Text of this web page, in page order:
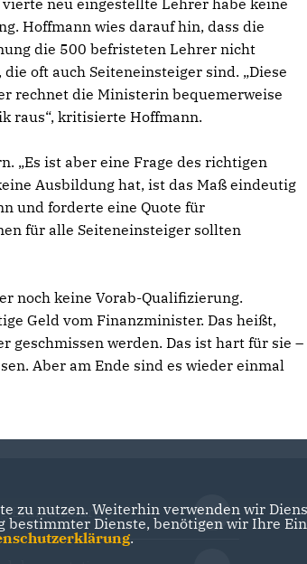
neu eingestellte Lehrer habe keine
Hoffmann wies darauf hin, dass die
die 500 befristeten Lehrer nicht
oft auch Seiteneinsteiger sind. „Diese
rechnet die Ministerin bequemerweise
raus“, kritisierte Hoffmann.
„Es ist aber eine Frage des richtigen
Ausbildung hat, ist das Maß eindeutig
und forderte eine Quote für
für alle Seiteneinsteiger sollten
noch keine Vorab-Qualifizierung.
Geld vom Finanzminister. Das heißt,
geschmissen werden. Das ist hart für sie –
Aber am Ende sind es wieder einmal
Brandenburg
zu nutzen. Weiterhin verwenden wir
bestimmter Dienste, benötigen wir Ihre
.